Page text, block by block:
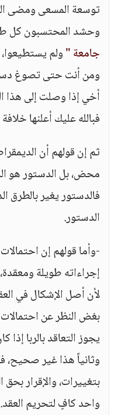
توسعة المسعى ومضى
وحشد المحتسبون كل
جامعة "ولم
ومن أنت حتى تصوغ
أخي إذا وصلت إلى هذا
فبالله عليك أعلنها
ثم إن قولهم أن
محض، بل الدستور هو
فالدستور يغير بالطرق
الدستور.
-وأما قولهم إن
إجراءاته طويلة
لأن أصل الإشكال في
بغض النظر عن
يجوز التعاقد بالربا
وثانياً هذا غير صحيح،
بتغييرات، والإقرار
واحد كافٍ لتحريم العقد.